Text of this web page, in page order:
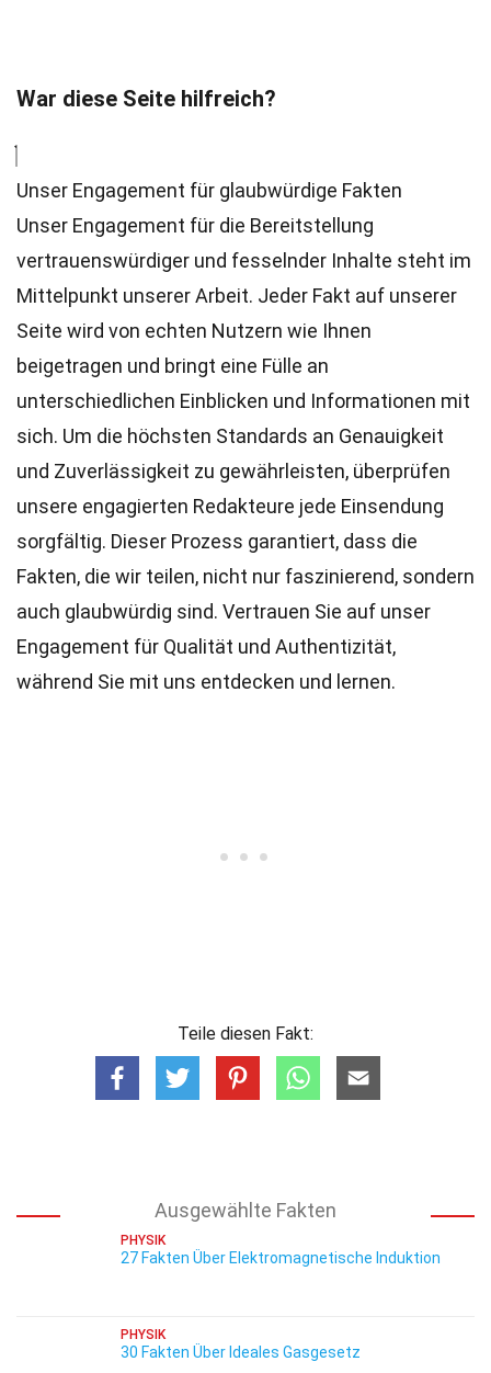
War diese Seite hilfreich?
Unser Engagement für glaubwürdige Fakten
Unser Engagement für die Bereitstellung
vertrauenswürdiger und fesselnder Inhalte steht im
Mittelpunkt unserer Arbeit. Jeder Fakt auf unserer
Seite wird von echten Nutzern wie Ihnen
beigetragen und bringt eine Fülle an
unterschiedlichen Einblicken und Informationen mit
sich. Um die höchsten Standards an Genauigkeit
und Zuverlässigkeit zu gewährleisten, überprüfen
unsere engagierten Redakteure jede Einsendung
sorgfältig. Dieser Prozess garantiert, dass die
Fakten, die wir teilen, nicht nur faszinierend, sondern
auch glaubwürdig sind. Vertrauen Sie auf unser
Engagement für Qualität und Authentizität,
während Sie mit uns entdecken und lernen.
Teile diesen Fakt:
Ausgewählte Fakten
PHYSIK
27 Fakten Über Elektromagnetische Induktion
PHYSIK
30 Fakten Über Ideales Gasgesetz